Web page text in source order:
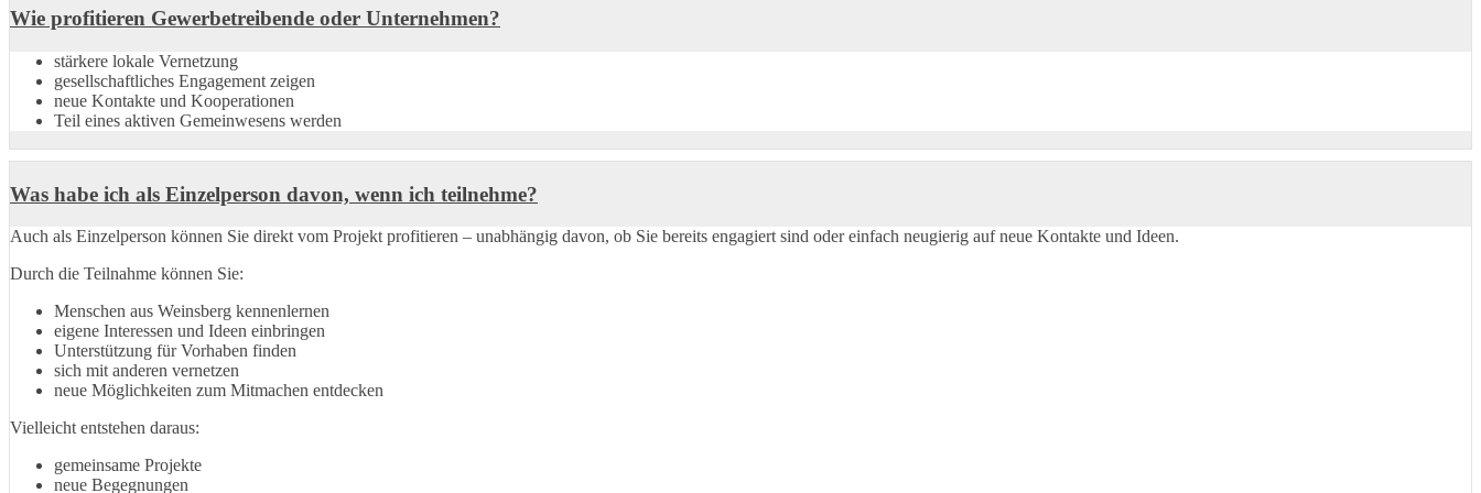
Wie profitieren Gewerbetreibende oder Unternehmen?
stärkere lokale Vernetzung
gesellschaftliches Engagement zeigen
neue Kontakte und Kooperationen
Teil eines aktiven Gemeinwesens werden
Was habe ich als Einzelperson davon, wenn ich teilnehme?
Auch als Einzelperson können Sie direkt vom Projekt profitieren – unabhängig davon, ob Sie bereits engagiert sind oder einfach neugierig auf neue Kontakte und Ideen.
Durch die Teilnahme können Sie:
Menschen aus Weinsberg kennenlernen
eigene Interessen und Ideen einbringen
Unterstützung für Vorhaben finden
sich mit anderen vernetzen
neue Möglichkeiten zum Mitmachen entdecken
Vielleicht entstehen daraus:
gemeinsame Projekte
neue Begegnungen